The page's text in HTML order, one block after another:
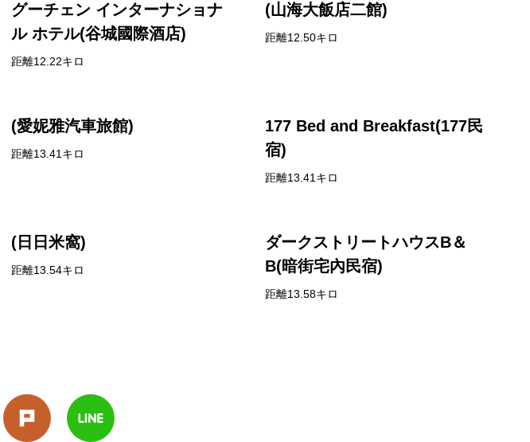
グーチェン インターナショナ
ル ホテル(谷城國際酒店)
距離12.22キロ
(山海大飯店二館)
距離12.50キロ
(愛妮雅汽車旅館)
距離13.41キロ
177 Bed and Breakfast(177民
宿)
距離13.41キロ
(日日米窩)
距離13.54キロ
ダークストリートハウスB＆
B(暗街宅內民宿)
距離13.58キロ